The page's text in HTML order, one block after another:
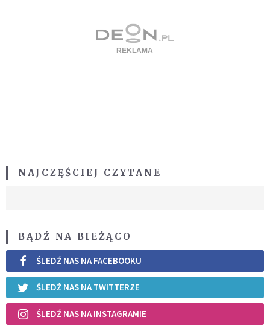
NAJCZĘŚCIEJ CZYTANE
BĄDŹ NA BIEŻĄCO
ŚLEDŹ NAS NA FACEBOOKU
ŚLEDŹ NAS NA TWITTERZE
ŚLEDŹ NAS NA INSTAGRAMIE